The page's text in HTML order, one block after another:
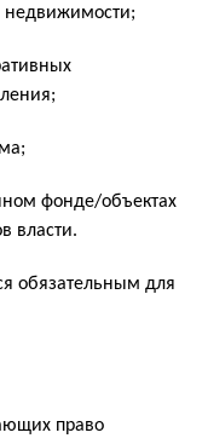
недвижимости;
фонде/объектах
власти.
обязательным для
право